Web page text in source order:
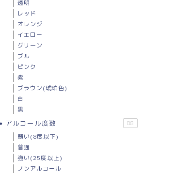
透明
レッド
オレンジ
イエロー
グリーン
ブルー
ピンク
紫
ブラウン(琥珀色)
白
黒
アルコール度数 88
弱い(8度以下)
普通
強い(25度以上)
ノンアルコール